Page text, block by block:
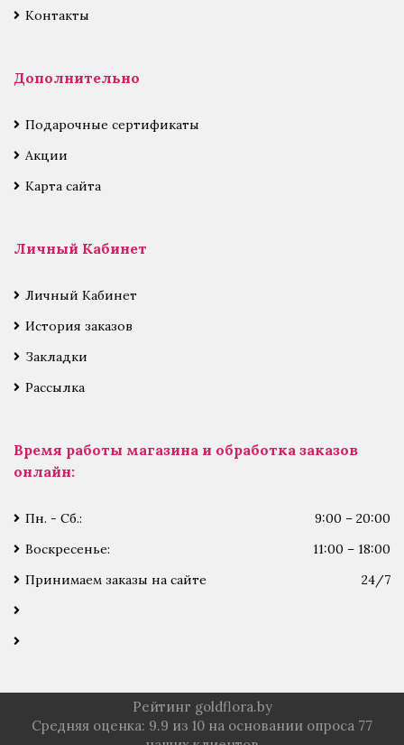
Контакты
Дополнительно
Подарочные сертификаты
Акции
Карта сайта
Личный Кабинет
Личный Кабинет
История заказов
Закладки
Рассылка
Время работы магазина и обработка заказов
онлайн:
Пн. - Сб.:
9:00 – 20:00
Воскресенье:
11:00 – 18:00
Принимаем заказы на сайте
24/7
Рейтинг goldflora.by
Средняя оценка: 9.9 из 10 на основании опроса 77